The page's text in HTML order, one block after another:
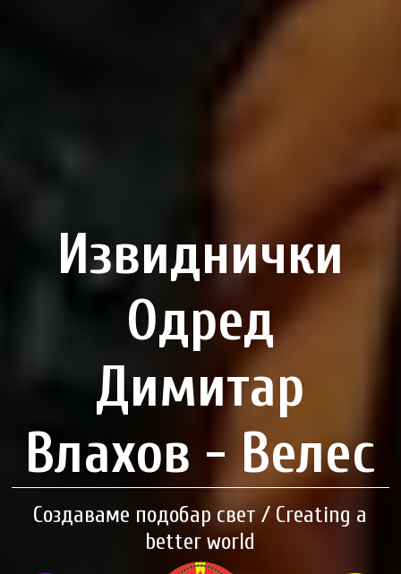
Извиднички
Одред
Димитар
Влахов - Велес
Создаваме подобар свет / Creating a
better world